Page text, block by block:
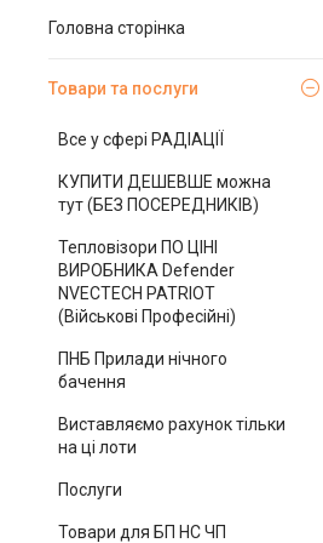
Головна сторінка
Товари та послуги
Все у сфері РАДІАЦІЇ
КУПИТИ ДЕШЕВШЕ можна
тут (БЕЗ ПОСЕРЕДНИКІВ)
Тепловізори ПО ЦІНІ
ВИРОБНИКА Defender
NVECTECH PATRIOT
(Військові Професійні)
ПНБ Прилади нічного
бачення
Виставляємо рахунок тільки
на ці лоти
Послуги
Товари для БП НС ЧП